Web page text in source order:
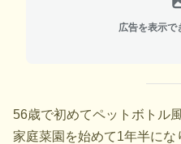
広告を表示で
56歳で初めてペットボトル
家庭菜園を始めて1年半に